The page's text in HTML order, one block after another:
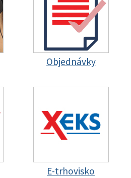
Objednávky
E-trhovisko